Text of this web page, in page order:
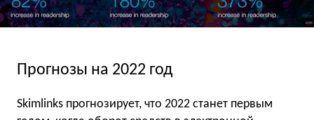
Прогнозы на 2022 год
Skimlinks прогнозирует, что 2022 станет первым